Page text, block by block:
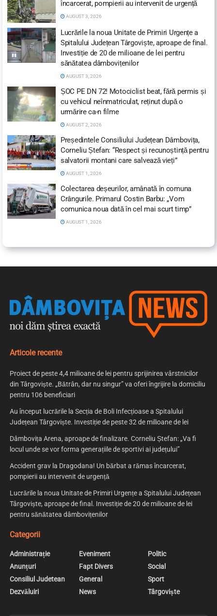
încarcerat, pompierii au intervenit de urgență
AUGUST 3, 2026
Lucrările la noua Unitate de Primiri Urgențe a
Spitalului Județean Târgoviște, aproape de final.
Investiție de 20 de milioane de lei pentru
sănătatea dâmbovițenilor
AUGUST 3, 2026
ȘOC PE DN 72! Motociclist beat, fără permis și
cu vehicul neînmatriculat, reținut după o
urmărire ca-n filme
AUGUST 2, 2026
Președintele Consiliului Județean Dâmbovița,
Corneliu Ștefan: “Respect și recunoștință pentru
salvatorii montani care salvează vieți”
AUGUST 1, 2026
Colectarea deșeurilor, amânată în comuna
Crângurile. Primarul Costin Barbu: „Vom
comunica noua dată în cel mai scurt timp”
AUGUST 1, 2026
Articole recente
Proiect de peste 4,4 milioane de lei pentru sprijinirea vârstnicilor
din Târgoviște. „Bătrân, dar nu singur” va oferi îngrijire la domiciliu
pentru 106 beneficiari
Au început lucrările la Secția de Boli Infecțioase a Spitalului
Județean Târgoviște. Investiție de peste 32 de milioane de lei
Dâmbovița Arena, aproape de finalizare. Corneliu Ștefan: „Va fi
locul unde se vor forma generațiile de sportivi ai județului”
Accident grav la Dragodana! Un bărbat a rămas încarcerat,
pompierii au intervenit de urgență
Lucrările la noua Unitate de Primiri Urgențe a Spitalului Județean
Târgoviște, aproape de final. Investiție de 20 de milioane de lei
pentru sănătatea dâmbovițenilor
Categorii
Administrație
Anunțuri
Consiliul Judetean
Dezvăluiri
Eveniment
Fapt Divers
General
News
Politic
Social
Sport
Târgoviște